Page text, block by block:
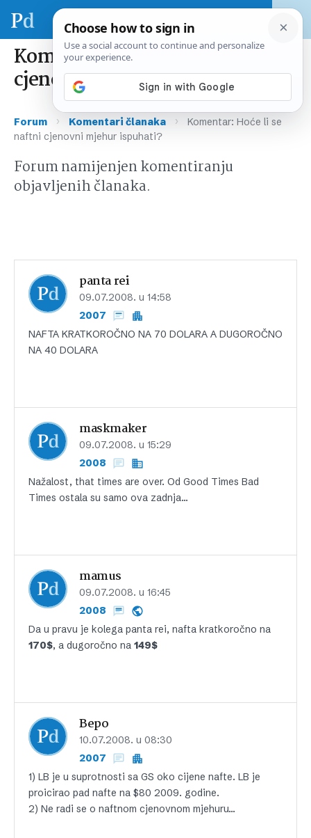
Komentar: Hoće li se naftni
cjenovni mjehur ispuhati?
Forum › Komentari članaka ›
Komentar: Hoće li se
naftni cjenovni mjehur ispuhati?
Forum namijenjen komentiranju
objavljenih članaka.
panta rei
09.07.2008. u 14:58
2007
NAFTA KRATKOROČNO NA 70 DOLARA A DUGOROČNO
NA 40 DOLARA
maskmaker
09.07.2008. u 15:29
2008
Nažalost, that times are over. Od Good Times Bad
Times ostala su samo ova zadnja…
mamus
09.07.2008. u 16:45
2008
Da u pravu je kolega panta rei, nafta kratkoročno na
170$, a dugoročno na 149$
Bepo
10.07.2008. u 08:30
2007
1) LB je u suprotnosti sa GS oko cijene nafte. LB je
proicirao pad nafte na $80 2009. godine.
2) Ne radi se o naftnom cjenovnom mjehuru…